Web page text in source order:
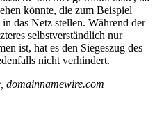
könnte, die zum Beispiel
das Netz stellen. Während der
selbstverständlich nur
ist, hat es den Siegeszug des
nicht verhindert.
domainnamewire.com